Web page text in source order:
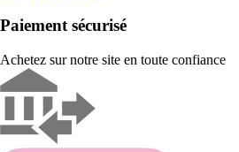
Paiement sécurisé
Achetez sur notre site en toute confiance